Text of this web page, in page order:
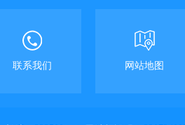
联系我们 网站地图